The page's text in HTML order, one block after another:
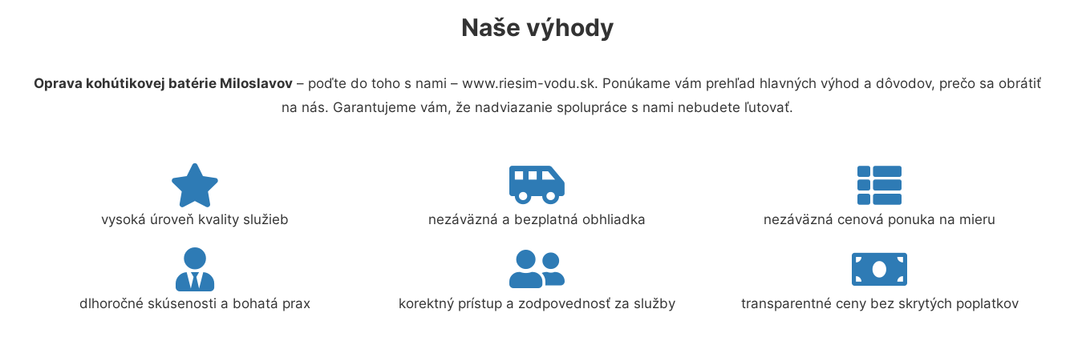
Naše výhody
Oprava kohútikovej batérie Miloslavov – poďte do toho s nami – www.riesim-vodu.sk. Ponúkame vám prehľad hlavných výhod a dôvodov, prečo sa obrátiť
na nás. Garantujeme vám, že nadviazanie spolupráce s nami nebudete ľutovať.
vysoká úroveň kvality služieb nezáväzná a bezplatná obhliadka nezáväzná cenová ponuka na mieru
dlhoročné skúsenosti a bohatá prax korektný prístup a zodpovednosť za služby transparentné ceny bez skrytých poplatkov